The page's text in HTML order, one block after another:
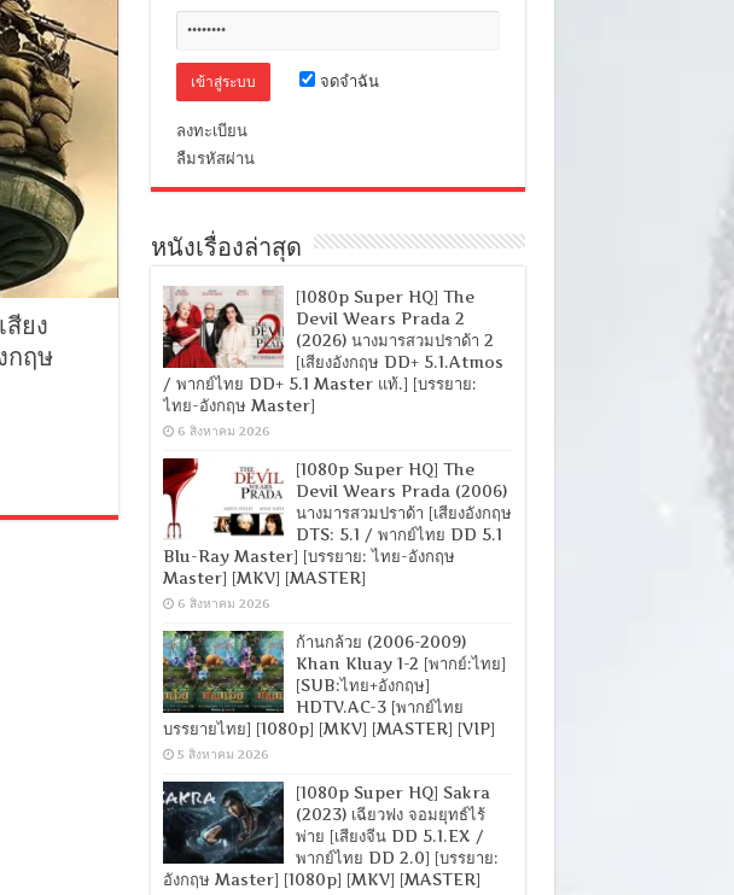
ยง
กฤษ
จดจำฉัน
ลงทะเบียน
ลืมรหัสผ่าน
หนังเรื่องล่าสุด
[1080p Super HQ] The
Devil Wears Prada 2
(2026) นางมารสวมปราด้า 2
[เสียงอังกฤษ DD+ 5.1.Atmos
/ พากย์ไทย DD+ 5.1 Master แท้.] [บรรยาย:
ไทย-อังกฤษ Master]
6 สิงหาคม 2026
[1080p Super HQ] The
Devil Wears Prada (2006)
นางมารสวมปราด้า [เสียงอังกฤษ
DTS: 5.1 / พากย์ไทย DD 5.1
Blu-Ray Master] [บรรยาย: ไทย-อังกฤษ
Master] [MKV] [MASTER]
6 สิงหาคม 2026
ก้านกล้วย (2006-2009)
Khan Kluay 1-2 [พากย์:ไทย]
[SUB:ไทย+อังกฤษ]
HDTV.AC-3 [พากย์ไทย
บรรยายไทย] [1080p] [MKV] [MASTER] [VIP]
5 สิงหาคม 2026
[1080p Super HQ] Sakra
(2023) เฉียวฟง จอมยุทธ์ไร้
พ่าย [เสียงจีน DD 5.1.EX /
พากย์ไทย DD 2.0] [บรรยาย:
อังกฤษ Master] [1080p] [MKV] [MASTER]